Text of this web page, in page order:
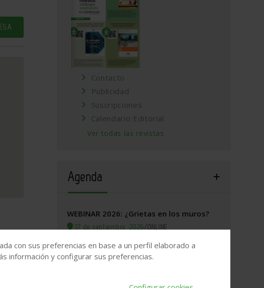
Contacto
Publicidad
Suscripciones
Calendario Editorial
Ver todas las revistas
Agenda
WEBINAR 2026: ¿Grietas en los muros?
17 de septiembre, 2026/ONLINE
Valladolid, 2026. Jornada Arquitectura y
Construcción
con sus preferencias en base a un perfil elaborado a
información y configurar sus preferencias.